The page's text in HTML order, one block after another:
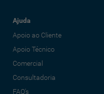
Ajuda
Apoio ao Cliente
Apoio Técnico
Comercial
Consultadoria
FAQ's